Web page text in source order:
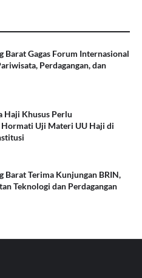
Barat Gagas Forum Internasional
Perdagangan, dan
Haji Khusus Perlu
Uji Materi UU Haji di
Barat Terima Kunjungan BRIN,
Teknologi dan Perdagangan